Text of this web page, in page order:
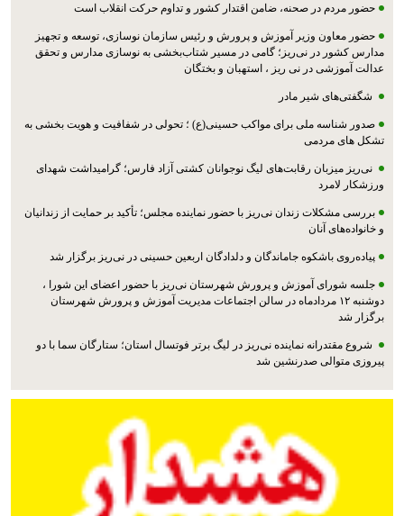
حضور مردم در صحنه، ضامن اقتدار کشور و تداوم حرکت انقلاب است
حضور معاون وزیر آموزش و پرورش و رئیس سازمان نوسازی، توسعه و تجهیز
مدارس کشور در نی‌ریز؛ گامی در مسیر شتاب‌بخشی به نوسازی مدارس و تحقق
عدالت آموزشی در نی ریز ، استهبان و بختگان
شگفتی‌های شیر مادر
صدور شناسه ملی برای مواکب حسینی(ع) ؛ تحولی در شفافیت و هویت بخشی به
تشکل های مردمی
نی‌ریز میزبان رقابت‌های لیگ نوجوانان کشتی آزاد فارس؛ گرامیداشت شهدای
ورزشکار لامرد
بررسی مشکلات زندان نی‌ریز با حضور نماینده مجلس؛ تأکید بر حمایت از زندانیان
و خانواده‌های آنان
پیاده‌روی باشکوه جاماندگان و دلدادگان اربعین حسینی در نی‌ریز برگزار شد
جلسه شورای آموزش و پرورش شهرستان نی‌ریز با حضور اعضای این شورا ،
دوشنبه ۱۲ مردادماه در سالن اجتماعات مدیریت آموزش و پرورش شهرستان
برگزار شد
شروع مقتدرانه نماینده نی‌ریز در لیگ برتر فوتسال استان؛ ستارگان سما با دو
پیروزی متوالی صدرنشین شد